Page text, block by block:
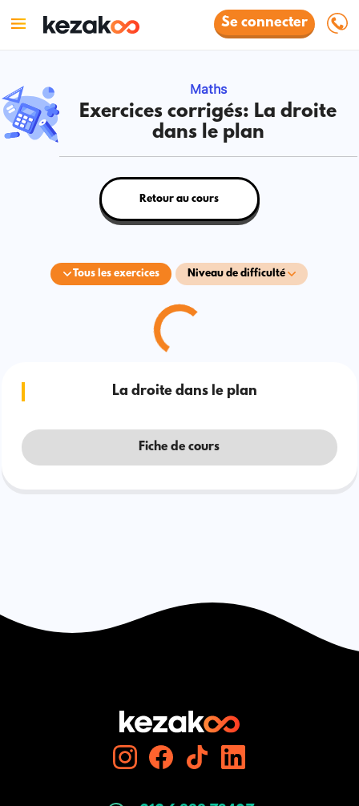
Se connecter
Maths
Exercices corrigés: La droite
dans le plan
Tous les exercices Niveau de difficulté
Retour au cours
La droite dans le plan
Fiche de cours